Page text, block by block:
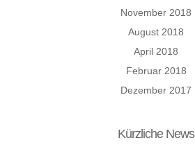
November 2018
August 2018
April 2018
Februar 2018
Dezember 2017
Kürzliche News